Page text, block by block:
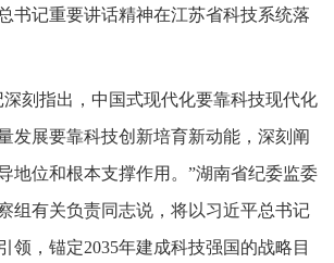
书记重要讲话精神在江苏省科技系统落
深刻指出，中国式现代化要靠科技现代化
发展要靠科技创新培育新动能，深刻阐
地位和根本支撑作用。”湖南省纪委监委
组有关负责同志说，将以习近平总书记
领，锚定2035年建成科技强国的战略目